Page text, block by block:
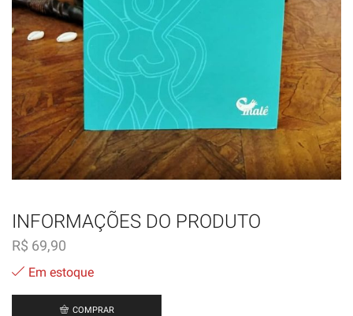
INFORMAÇÕES DO PRODUTO
R$ 69,90
Em estoque
COMPRAR